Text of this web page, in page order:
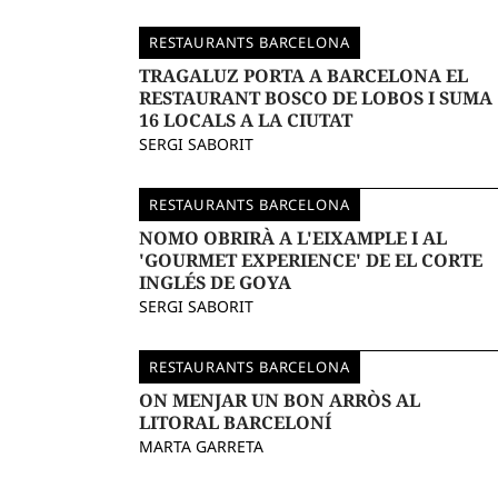
RESTAURANTS BARCELONA
TRAGALUZ PORTA A BARCELONA EL
RESTAURANT BOSCO DE LOBOS I SUMA
16 LOCALS A LA CIUTAT
SERGI SABORIT
RESTAURANTS BARCELONA
NOMO OBRIRÀ A L'EIXAMPLE I AL
'GOURMET EXPERIENCE' DE EL CORTE
INGLÉS DE GOYA
SERGI SABORIT
RESTAURANTS BARCELONA
ON MENJAR UN BON ARRÒS AL
LITORAL BARCELONÍ
MARTA GARRETA